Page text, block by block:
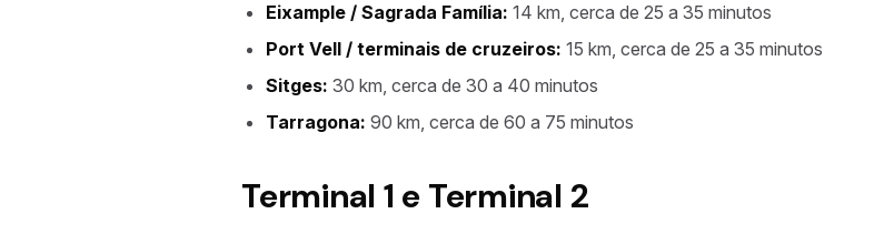
Eixample / Sagrada Família: 14 km, cerca de 25 a 35 minutos
Port Vell / terminais de cruzeiros: 15 km, cerca de 25 a 35 minutos
Sitges: 30 km, cerca de 30 a 40 minutos
Tarragona: 90 km, cerca de 60 a 75 minutos
Terminal 1 e Terminal 2